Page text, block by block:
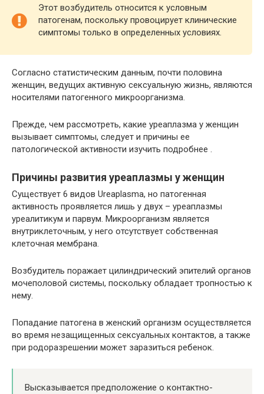
Этот возбудитель относится к условным
патогенам, поскольку провоцирует клинические
симптомы только в определенных условиях.
Согласно статистическим данным, почти половина
женщин, ведущих активную сексуальную жизнь, являются
носителями патогенного микроорганизма.
Прежде, чем рассмотреть, какие уреаплазма у женщин
вызывает симптомы, следует и причины ее
патологической активности изучить подробнее .
Причины развития уреаплазмы у женщин
Существует 6 видов Ureaplasma, но патогенная
активность проявляется лишь у двух – уреаплазмы
уреалитикум и парвум. Микроорганизм является
внутриклеточным, у него отсутствует собственная
клеточная мембрана.
Возбудитель поражает цилиндрический эпителий органов
мочеполовой системы, поскольку обладает тропностью к
нему.
Попадание патогена в женский организм осуществляется
во время незащищенных сексуальных контактов, а также
при родоразрешении может заразиться ребенок.
Высказывается предположение о контактно-